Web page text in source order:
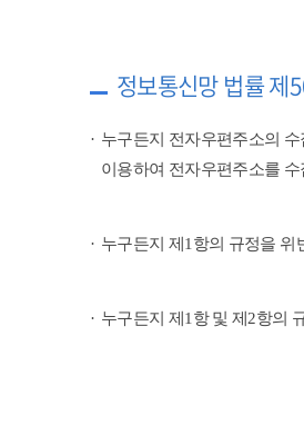
정보통신망 법률 제
누구든지 전자우편주소의
이용하여 전자우편주소를
누구든지 제1항의 규정을 위
누구든지 제1항 및 제2항의